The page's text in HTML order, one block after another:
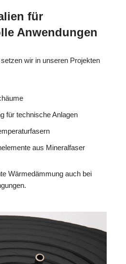
für
Anwendungen
wir in unseren Projekten
für technische Anlagen
aus Mineralfaser
Wärmedämmung auch bei